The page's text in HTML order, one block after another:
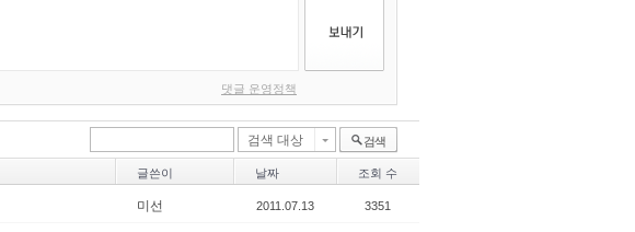
댓글 운영정책
검색 대상 검색
글쓴이 날짜 조회 수
미선 2011.07.13 3351